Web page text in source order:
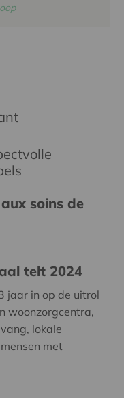
soins de
telt 2024
jaar in op de uitrol
woonzorgcentra,
lokale
met